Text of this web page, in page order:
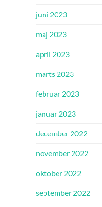
juni 2023
maj 2023
april 2023
marts 2023
februar 2023
januar 2023
december 2022
november 2022
oktober 2022
september 2022